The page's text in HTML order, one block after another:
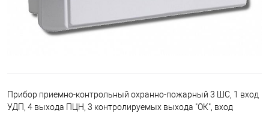
Прибор приемно-контрольный охранно-пожарный 3 ШС, 1 вход
УДП, 4 выхода ПЦН, 3 контролируемых выхода "ОК", вход